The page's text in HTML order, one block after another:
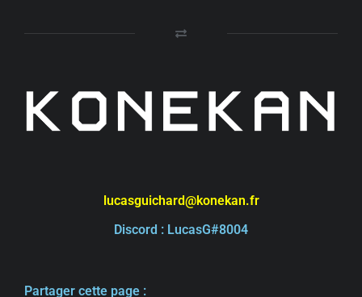
lucasguichard@konekan.fr
Discord : LucasG#8004
Partager cette page :